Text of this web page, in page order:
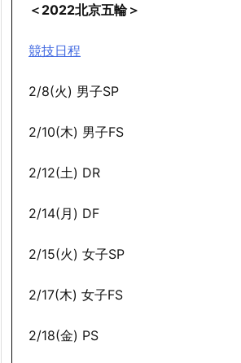
＜2022北京五輪＞
競技日程
2/8(火) 男子SP
2/10(木) 男子FS
2/12(土) DR
2/14(月) DF
2/15(火) 女子SP
2/17(木) 女子FS
2/18(金) PS